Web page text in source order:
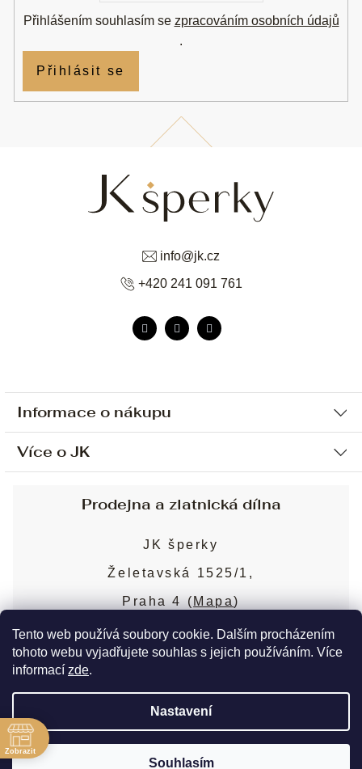
Tento web používá soubory cookie. Dalším procházením
tohoto webu vyjadřujete souhlas s jejich používáním. Více
informací zde.
Nastavení
Souhlasím
Informace o nákupu
Ochrana osobních údajů
Sjednání osobní schůzky
Obchodní podmínky
Puncovní značky
Více o JK
Blog
Nejčastější dotazy
info@jk.cz
+420 241 091 761
Přihlášením souhlasím se zpracováním osobních údajů
.
Přihlásit se
Prodejna a zlatnická dílna
JK šperky
Želetavská 1525/1,
Praha 4 ( Mapa)
Více o prodejně
Copyright 2026JK šperky. Všechna práva
vyhrazena. Upravit nastavení cookies
Zobrazit